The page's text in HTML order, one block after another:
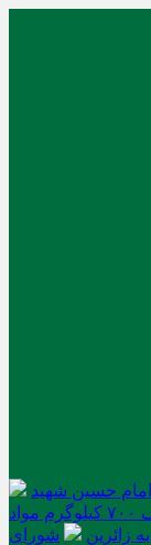
امام حسین شهید
هلاکت چهار شرور مسلح وکشف ۷۰۰ کیلوگرم مواد
زائرین
شورای